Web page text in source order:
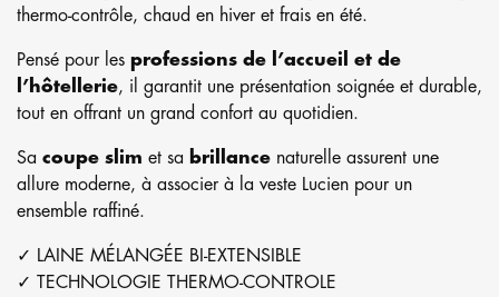
thermo-contrôle, chaud en hiver et frais en été.
Pensé pour les professions de l’accueil et de
l’hôtellerie, il garantit une présentation soignée et durable,
tout en offrant un grand confort au quotidien.
Sa coupe slim et sa brillance naturelle assurent une
allure moderne, à associer à la veste Lucien pour un
ensemble raffiné.
✓ LAINE MÉLANGÉE BI-EXTENSIBLE
✓ TECHNOLOGIE THERMO-CONTROLE